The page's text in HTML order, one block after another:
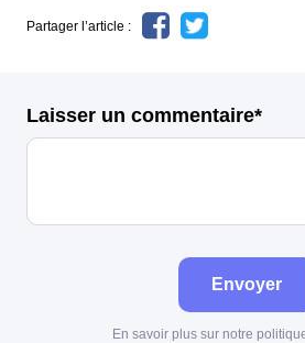
Partager l’article :
Laisser un commentaire*
Envoyer
En savoir plus sur notre